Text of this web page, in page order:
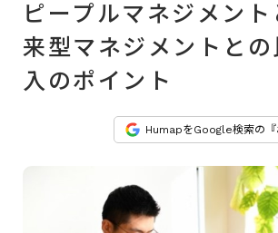
ピープルマネジメント
来型マネジメントとの
入のポイント
HumapをGoogle検索の『